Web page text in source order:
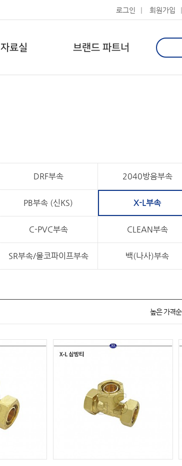
로그인 회원가입
자료실 브랜드 파트너
DRF부속 2040방음부속
PB부속 (신KS) X-L부속
C-PVC부속 CLEAN부속
SR부속/몰코파이프부속 백(나사)부속
높은 가격순